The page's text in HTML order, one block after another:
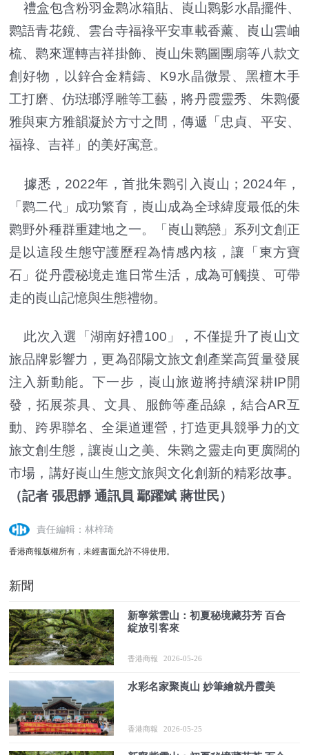
禮盒包含粉羽金鹮冰箱貼、崀山鹮影水晶擺件、
鹮語青花鏡、雲台寺福祿平安車載香薰、崀山雲岫
梳、鹮來運轉吉祥掛飾、崀山朱鹮圖團扇等八款文
創好物，以鋅合金精鑄、K9水晶微景、黑檀木手
工打磨、仿琺瑯浮雕等工藝，將丹霞靈秀、朱鹮優
雅與東方雅韻凝於方寸之間，傳遞「忠貞、平安、
福祿、吉祥」的美好寓意。
據悉，2022年，首批朱鹮引入崀山；2024年，
「鹮二代」成功繁育，崀山成為全球緯度最低的朱
鹮野外種群重建地之一。「崀山鹮戀」系列文創正
是以這段生態守護歷程為情感內核，讓「東方寶
石」從丹霞秘境走進日常生活，成為可觸摸、可帶
走的崀山記憶與生態禮物。
此次入選「湖南好禮100」，不僅提升了崀山文
旅品牌影響力，更為邵陽文旅文創產業高質量發展
注入新動能。下一步，崀山旅遊將持續深耕IP開
發，拓展茶具、文具、服飾等產品線，結合AR互
動、跨界聯名、全渠道運營，打造更具競爭力的文
旅文創生態，讓崀山之美、朱鹮之靈走向更廣闊的
市場，講好崀山生態文旅與文化創新的精彩故事。
（記者 張思靜 通訊員 鄢躍斌 蔣世民）
責任編輯：林梓琦
香港商報版權所有，未經書面允許不得使用。
新聞
新寧紫雲山：初夏秘境藏芬芳 百合
綻放引客來
香港商報 2026-05-26
水彩名家聚崀山 妙筆繪就丹霞美
香港商報 2026-05-25